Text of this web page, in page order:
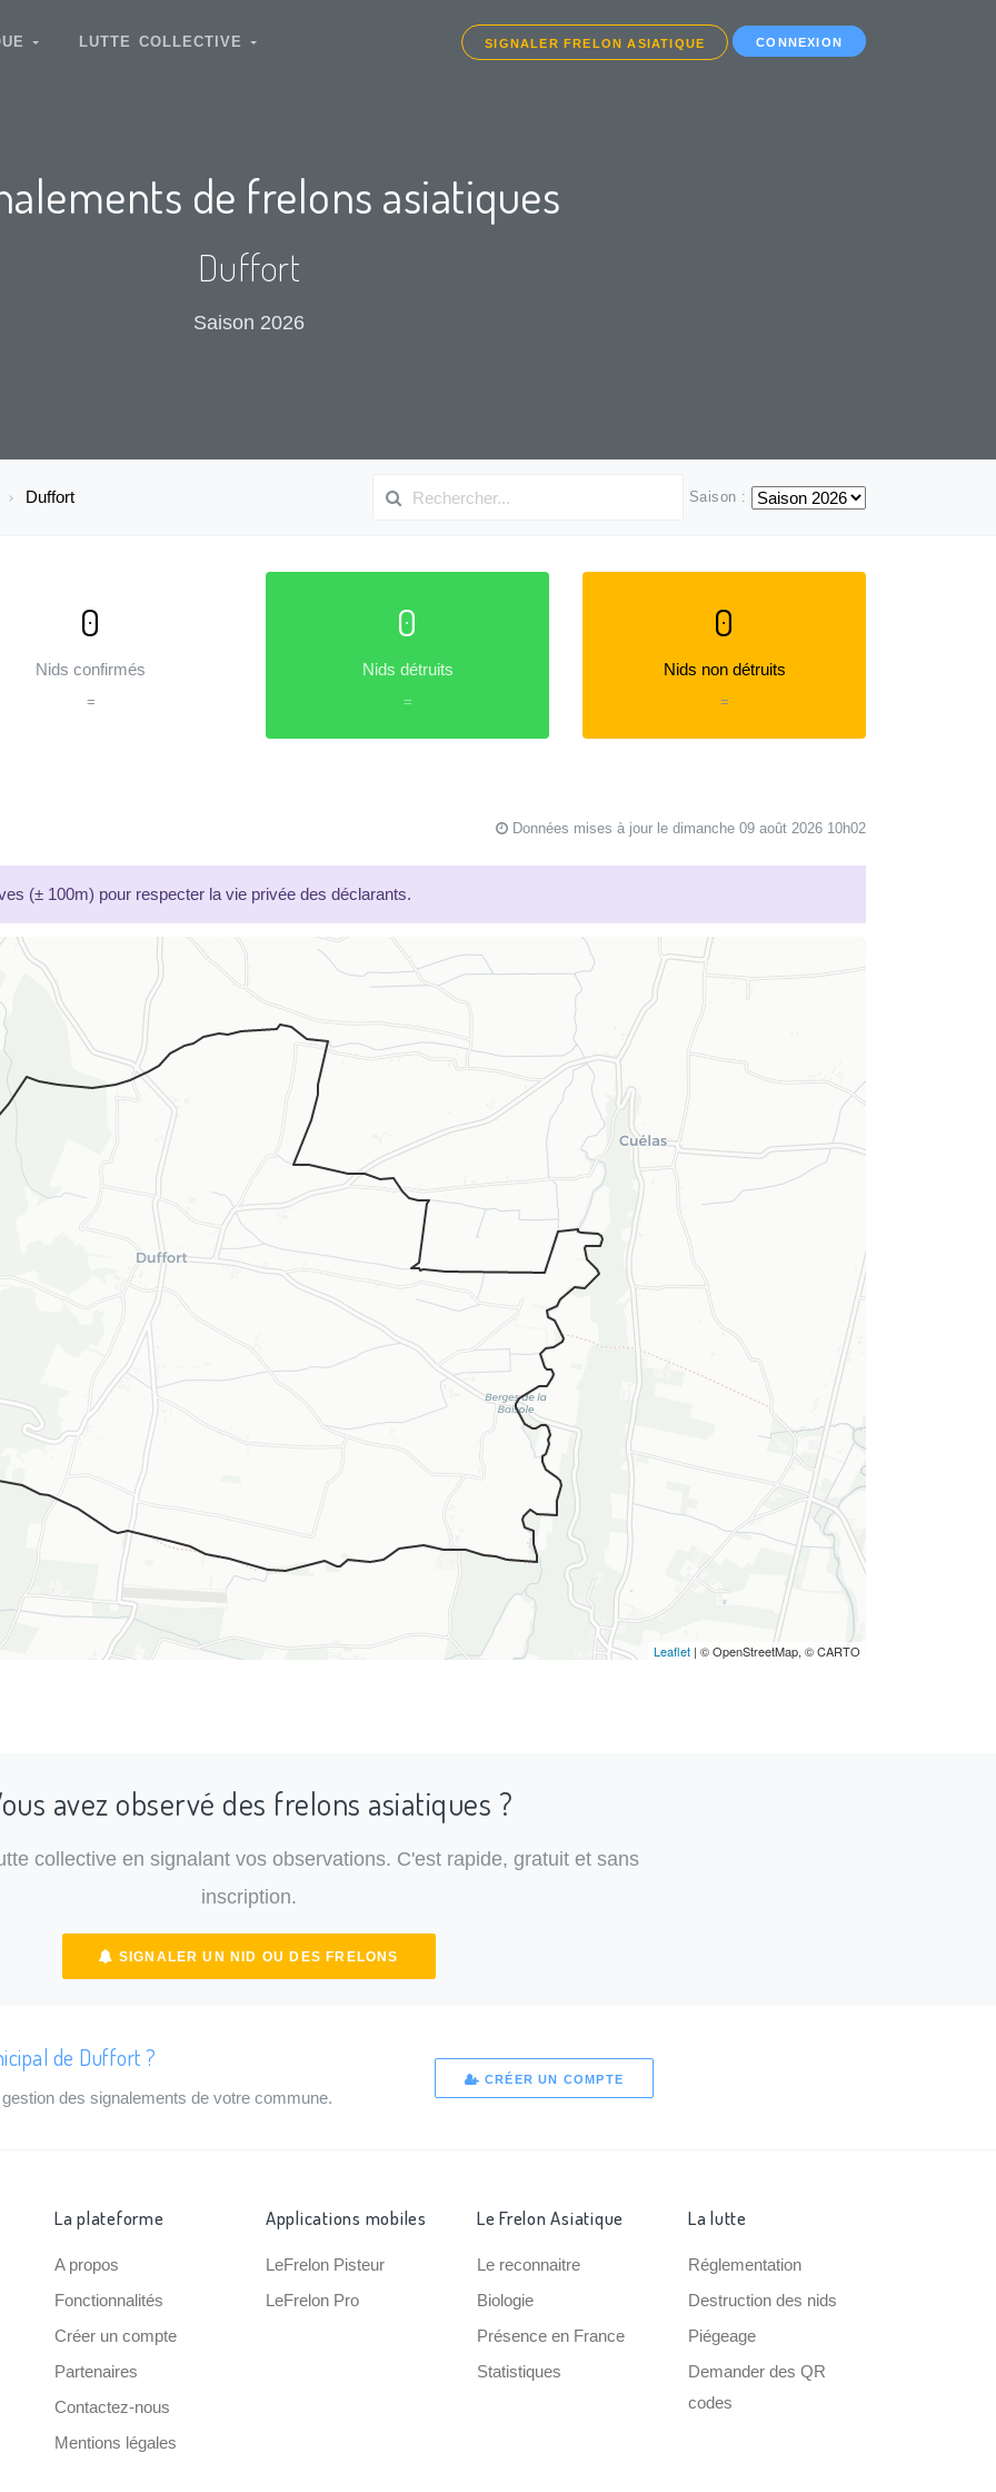
LUTTE COLLECTIVE SIGNALER FRELON ASIATIQUE CONNEXION
de frelons asiatiques
Duffort
Saison 2026
Duffort Saison :
0
Nids confirmés
=
0
Nids détruits
=
0
Nids non détruits
=
Données mises à jour le dimanche 09 août 2026 10h02
(± 100m) pour respecter la vie privée des déclarants.
Leaflet | © OpenStreetMap, © CARTO
avez observé des frelons asiatiques ?
collective en signalant vos observations. C'est rapide, gratuit et sans
inscription.
SIGNALER UN NID OU DES FRELONS
de Duffort ?
des signalements de votre commune.
CRÉER UN COMPTE
La plateforme
A propos
Fonctionnalités
Créer un compte
Partenaires
Contactez-nous
Mentions légales
Applications mobiles
LeFrelon Pisteur
LeFrelon Pro
Le Frelon Asiatique
Le reconnaitre
Biologie
Présence en France
Statistiques
La lutte
Réglementation
Destruction des nids
Piégeage
Demander des QR
codes